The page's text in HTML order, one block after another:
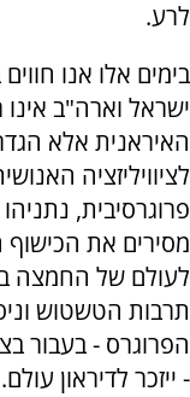
לרע.
בימים אלו אנו
ישראל וארה"ב
האיראנית אלא
לציוויליזציה
פרוגרסיבית,
מסירים את
לעולם של החמצה
תרבות הטשטוש
הפרוגרס - בעבור
- ייזכר לדיראון עולם.